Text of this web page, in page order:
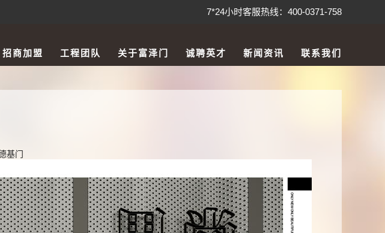
7*24小时客服热线：400-0371-758
招商加盟 工程团队 关于富泽门 诚聘英才 新闻资讯 联系我们
基门